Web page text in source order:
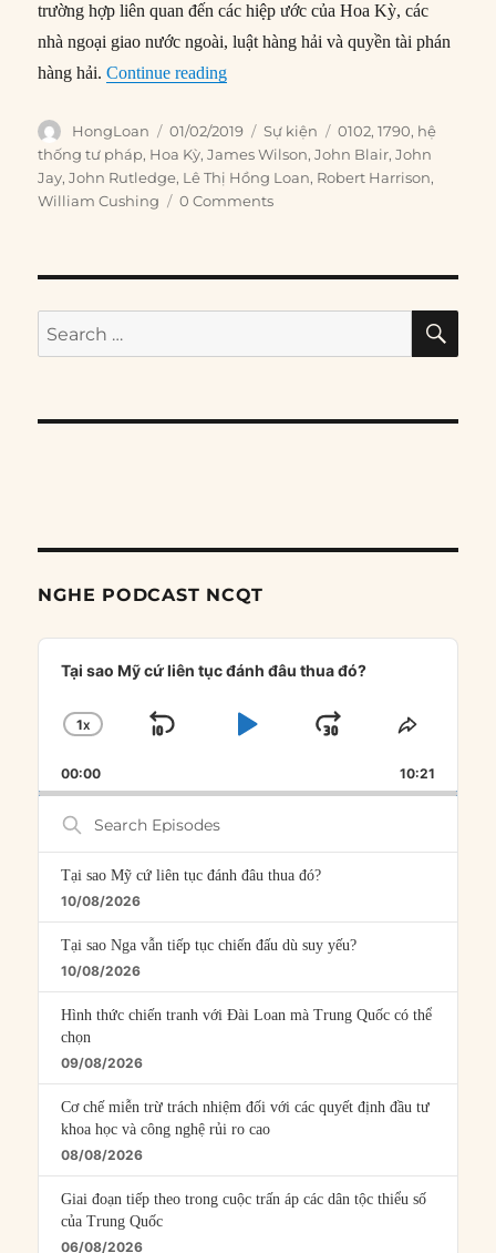
trường hợp liên quan đến các hiệp ước của Hoa Kỳ, các
nhà ngoại giao nước ngoài, luật hàng hải và quyền tài phán
hàng hải.Continue reading“01/02/1790: Phiên họp đầu tiên của
Author
HongLoan
Posted
on
01/02/2019 Categories
Sự kiện Tags
0102,1790, hệ
thống tư pháp, Hoa Kỳ,James Wilson,John Blair,John
Jay,John Rutledge, Lê Thị Hồng Loan, Robert Harrison,
William Cushing
0 Comments
Search
for:
NGHE PODCAST NCQT
Audio
Player
Tại sao Mỹ cứ liên tục đánh đâu thua đó?
CHANGE
RATE
1X
SKIP
PLAYJUMP
FORWARD
SHARE
00:00 10:21
Search
Episodes
Tại sao Mỹ cứ liên tục đánh đâu thua đó?
10/08/2026
Tại sao Nga vẫn tiếp tục chiến đấu dù suy yếu?
10/08/2026
Hình thức chiến tranh với Đài Loan mà Trung Quốc có thể
chọn
09/08/2026
Cơ chế miễn trừ trách nhiệm đối với các quyết định đầu tư
khoa học và công nghệ rủi ro cao
08/08/2026
Giai đoạn tiếp theo trong cuộc trấn áp các dân tộc thiểu số
của Trung Quốc
06/08/2026